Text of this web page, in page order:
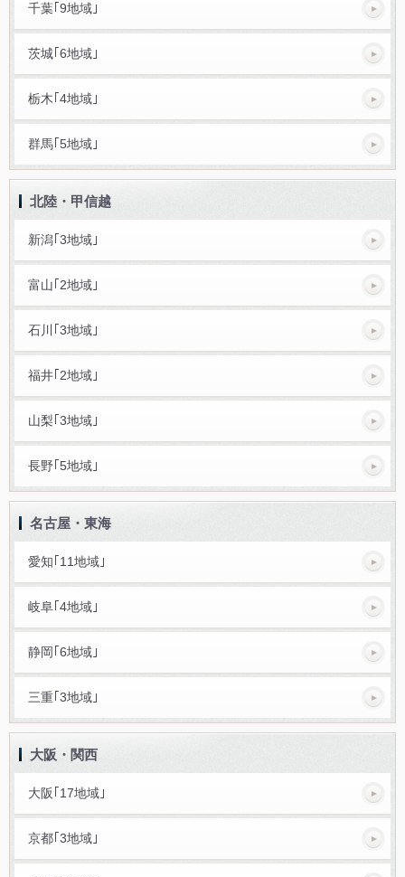
千葉｢9地域｣
茨城｢6地域｣
栃木｢4地域｣
群馬｢5地域｣
北陸・甲信越
新潟｢3地域｣
富山｢2地域｣
石川｢3地域｣
福井｢2地域｣
山梨｢3地域｣
長野｢5地域｣
名古屋・東海
愛知｢11地域｣
岐阜｢4地域｣
静岡｢6地域｣
三重｢3地域｣
大阪・関西
大阪｢17地域｣
京都｢3地域｣